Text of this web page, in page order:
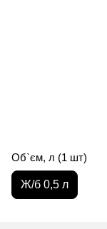
Об`єм, л (1 шт)
Ж/б 0,5 л